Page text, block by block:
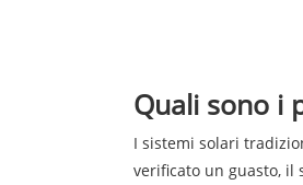
Quali sono i
I sistemi solari
verificato un guasto, il